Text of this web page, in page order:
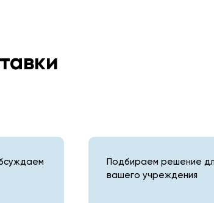
Подбираем решение
вашего учреждения